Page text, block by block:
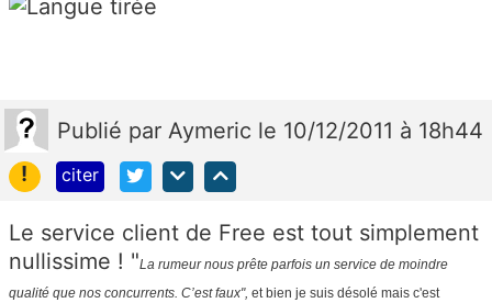
Publié par Aymeric le 10/12/2011 à 18h44
!
citer
Le service client de Free est tout simplement
nullissime ! "La rumeur nous prête parfois un service de moindre
qualité que nos concurrents. C’est faux", et bien je suis désolé mais c'est